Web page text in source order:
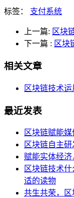
标签： 支付系统
上一篇: 区块
下一篇 : 区块
相关文章
区块链技术
最近发表
区块链赋能
区块链自主
赋能实体经
区块链技术
适的读物
共生共荣，